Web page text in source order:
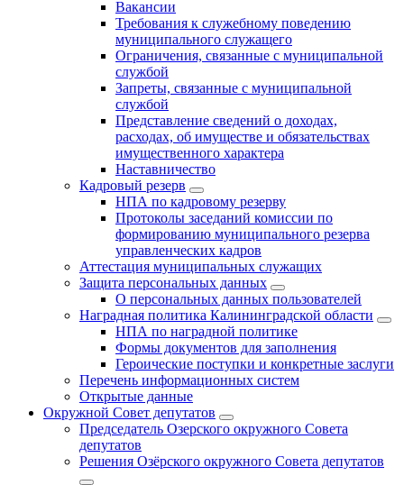
Вакансии
Требования к служебному поведению
муниципального служащего
Ограничения, связанные с муниципальной
службой
Запреты, связанные с муниципальной
службой
Представление сведений о доходах,
расходах, об имуществе и обязательствах
имущественного характера
Наставничество
Кадровый резерв
НПА по кадровому резерву
Протоколы заседаний комиссии по
формированию муниципального резерва
управленческих кадров
Аттестация муниципальных служащих
Защита персональных данных
О персональных данных пользователей
Наградная политика Калининградской области
НПА по наградной политике
Формы документов для заполнения
Героические поступки и конкретные заслуги
Перечень информационных систем
Открытые данные
Окружной Совет депутатов
Председатель Озерского окружного Совета
депутатов
Решения Озёрского окружного Совета депутатов